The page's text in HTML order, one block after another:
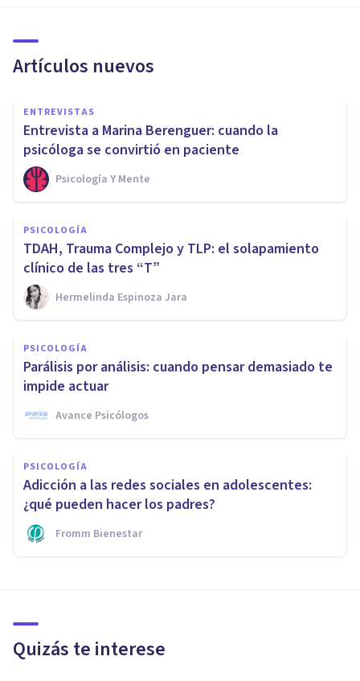
Artículos nuevos
ENTREVISTAS
Entrevista a Marina Berenguer: cuando la
psicóloga se convirtió en paciente
Psicología Y Mente
PSICOLOGÍA
TDAH, Trauma Complejo y TLP: el solapamiento
clínico de las tres “T”
Hermelinda Espinoza Jara
PSICOLOGÍA
Parálisis por análisis: cuando pensar demasiado te
impide actuar
Avance Psicólogos
PSICOLOGÍA
Adicción a las redes sociales en adolescentes:
¿qué pueden hacer los padres?
Fromm Bienestar
Quizás te interese